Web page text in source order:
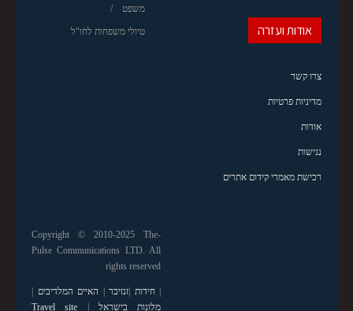
משפט
טיולי משפחות לחו"ל אודות ועזרה
צרו קשר
מדיניות פרטיות
אודות
נגישות
רכישת מאמרי קידום אתרים
Copyright © 2010-2025 The-
Pulse Communications LTD. All
rights reserved
|חידות זנזיבר האיים המלדיבים
מלונות בישראל
Travel site